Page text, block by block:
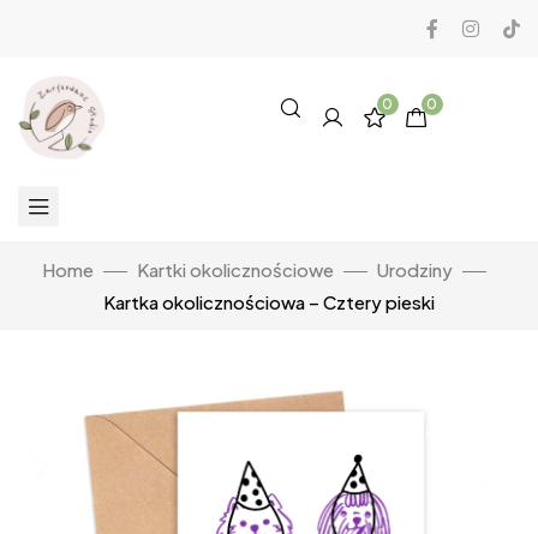
0 0
Home Kartki okolicznościowe
Urodziny
Kartka okolicznościowa – Cztery pieski